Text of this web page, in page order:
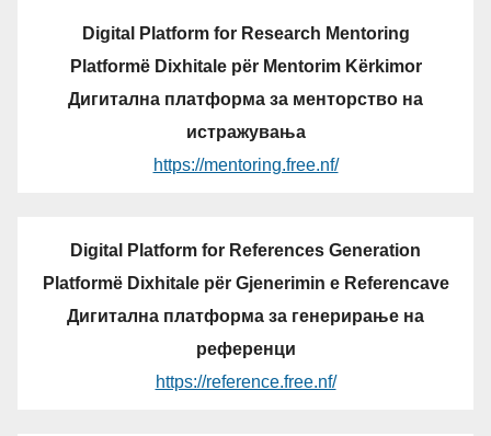
Digital Platform for Research Mentoring
Platformë Dixhitale për Mentorim Kërkimor
Дигитална платформа за менторство на
истражувања
https://mentoring.free.nf/
Digital Platform for References Generation
Platformë Dixhitale për Gjenerimin e Referencave
Дигитална платформа за генерирање на
референци
https://reference.free.nf/